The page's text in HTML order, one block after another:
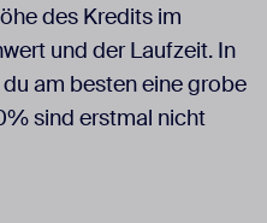
des Kredits im
und der Laufzeit. In
am besten eine grobe
sind erstmal nicht